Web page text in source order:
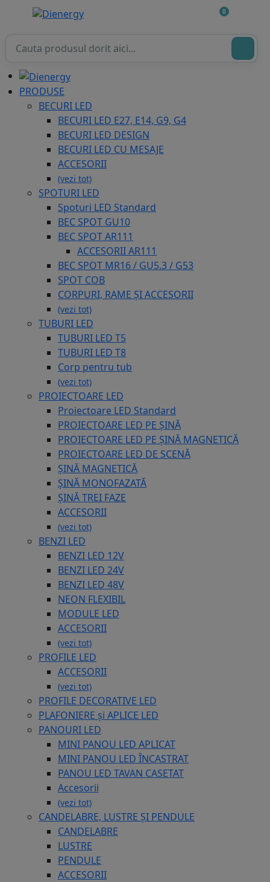
0
PRODUSE
BECURI LED
BECURI LED E27, E14, G9, G4
BECURI LED DESIGN
BECURI LED CU MESAJE
ACCESORII
(vezi tot)
SPOTURI LED
Spoturi LED Standard
BEC SPOT GU10
BEC SPOT AR111
ACCESORII AR111
BEC SPOT MR16 / GU5.3 / G53
SPOT COB
CORPURI, RAME ȘI ACCESORII
(vezi tot)
TUBURI LED
TUBURI LED T5
TUBURI LED T8
Corp pentru tub
(vezi tot)
PROIECTOARE LED
Proiectoare LED Standard
PROIECTOARE LED PE ȘINĂ
PROIECTOARE LED PE ȘINĂ MAGNETICĂ
PROIECTOARE LED DE SCENĂ
ȘINĂ MAGNETICĂ
ȘINĂ MONOFAZATĂ
ȘINĂ TREI FAZE
ACCESORII
(vezi tot)
BENZI LED
BENZI LED 12V
BENZI LED 24V
BENZI LED 48V
NEON FLEXIBIL
MODULE LED
ACCESORII
(vezi tot)
PROFILE LED
ACCESORII
(vezi tot)
PROFILE DECORATIVE LED
PLAFONIERE și APLICE LED
PANOURI LED
MINI PANOU LED APLICAT
MINI PANOU LED ÎNCASTRAT
PANOU LED TAVAN CASETAT
Accesorii
(vezi tot)
CANDELABRE, LUSTRE ȘI PENDULE
CANDELABRE
LUSTRE
PENDULE
ACCESORII